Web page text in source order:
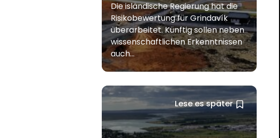
Die isländische Regierung hat die
Risikobewertung für Grindavík
überarbeitet. Künftig sollen neben
wissenschaftlichen Erkenntnissen
auch...
Lese es später